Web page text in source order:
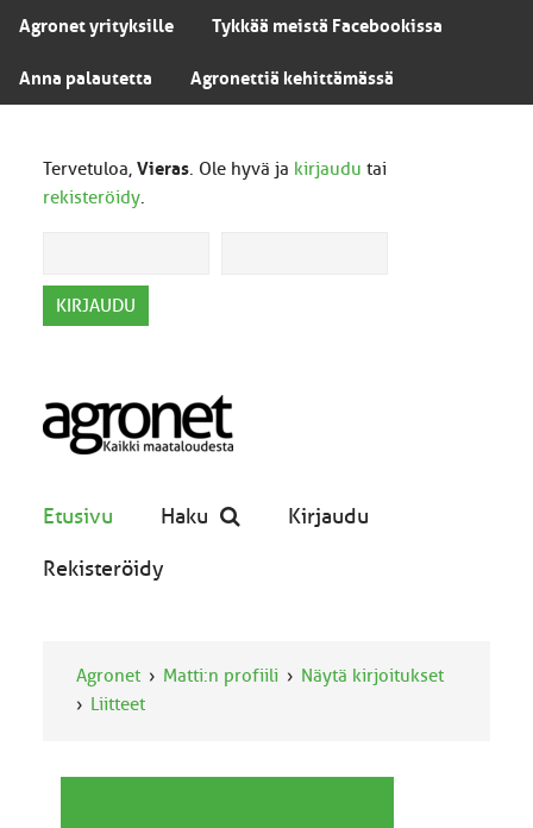
Agronet yrityksille Tykkää meistä Facebookissa
Anna palautetta Agronettiä kehittämässä
Tervetuloa, Vieras. Ole hyvä ja kirjaudu tai
rekisteröidy.
Etusivu Haku Kirjaudu
Rekisteröidy
Agronet Matti:n profiili
Näytä kirjoitukset
Liitteet